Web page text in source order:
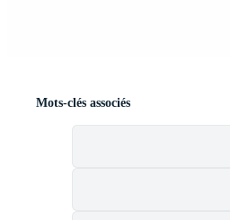
Mots-clés associés